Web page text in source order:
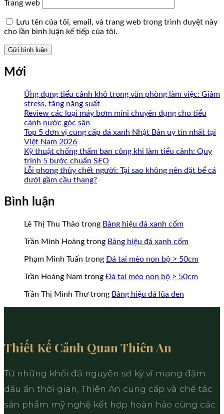
Trang web
Lưu tên của tôi, email, và trang web trong trình duyệt này
cho lần bình luận kế tiếp của tôi.
Mới
Ứng dụng tiểu cảnh khô trong văn phòng làm việc: Giảm
stress, tăng năng suất
Review các loại máy bơm mini chuyên dụng cho tiểu
cảnh nước góc sân
Top 5 đơn vị cung cấp đá xanh Nhật Bản uy tín nhất tại
Việt Nam 2026
Kỹ thuật chống thấm ban công khi làm tiểu cảnh: Quy
trình 5 bước chuẩn SEO
Lỗi phong thủy chết người: Tại sao không nên đặt bể cá
dưới gầm cầu thang?
Bình luận
Lê Thị Thu Thảo trong Bảng hiệu đá xanh cốm
Trần Minh Hoàng trong Bảng hiệu đá xanh cốm
Phạm Minh Tuấn trong Đá tai mèo non bộ > 50cm
Trần Hoàng Nam trong Đá tai mèo non bộ > 50cm
Trần Thị Minh Thưtrong Bảng hiệu đá lũa đen
Thiết Kế Cảnh Quan Thiên An
Từ những khối đá nguyên sơ kỳ vĩ mang đậm
dấu ấn thời gian, Thiên An cung cấp và chế tác
sản phẩm mỹ nghệ kết hợp hoàn hảo cùng các